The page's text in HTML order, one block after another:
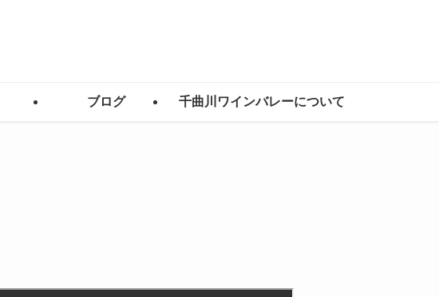
ブログ 千曲川ワインバレーについて